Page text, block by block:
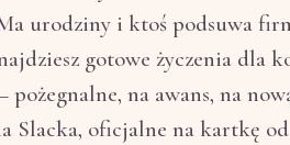
urodziny i ktoś podsuwa
gotowe życzenia dla
na awans, na
oficjalne na kartkę od